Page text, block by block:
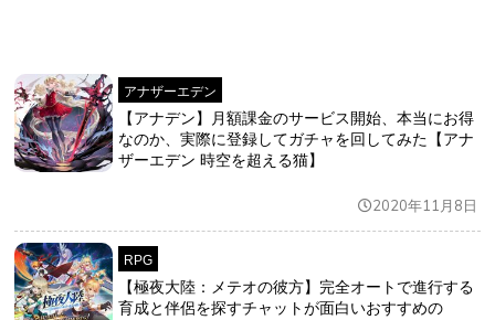
アナザーエデン
【アナデン】月額課金のサービス開始、本当にお得
なのか、実際に登録してガチャを回してみた【アナ
ザーエデン 時空を超える猫】
2020年11月8日
RPG
【極夜大陸：メテオの彼方】完全オートで進行する
育成と伴侶を探すチャットが面白いおすすめの